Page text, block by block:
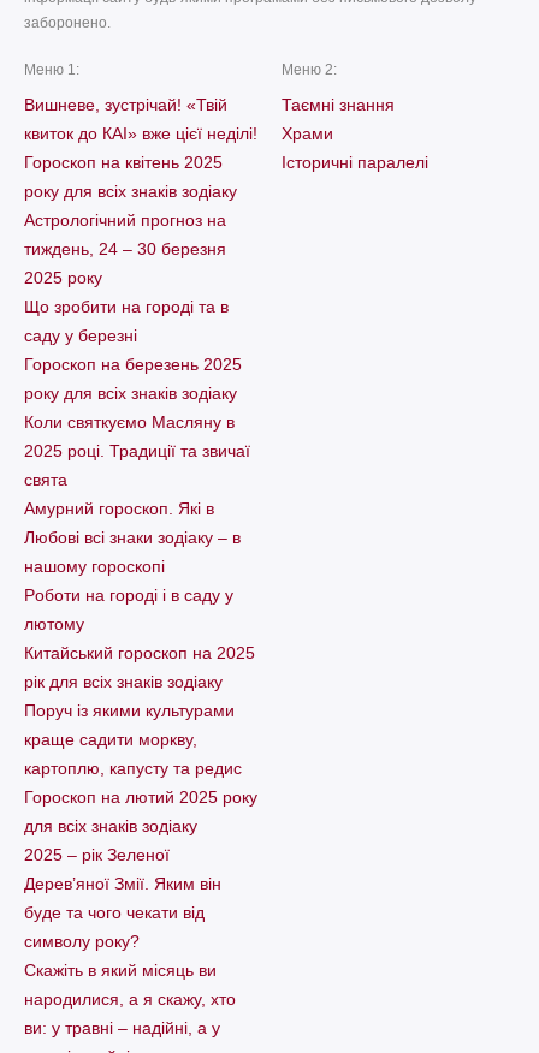
заборонено.
Меню 1:
Вишневе, зустрічай! «Твій
квиток до КАІ» вже цієї неділі!
Гороскоп на квітень 2025
року для всіх знаків зодіаку
Астрологічний прогноз на
тиждень, 24 – 30 березня
2025 року
Що зробити на городі та в
саду у березні
Гороскоп на березень 2025
року для всіх знаків зодіаку
Коли святкуємо Масляну в
2025 році. Традиції та звичаї
свята
Амурний гороскоп. Які в
Любові всі знаки зодіаку – в
нашому гороскопі
Pоботи на городі і в саду у
лютому
Китайський гороскоп на 2025
рік для всіх знаків зодіаку
Поруч із якими культурами
краще садити моркву,
картоплю, капусту та редис
Гороскоп на лютий 2025 року
для всіх знаків зодіаку
2025 – рік Зеленої
Дерев’яної Змії. Яким він
буде та чого чекати від
символу року?
Скажіть в який місяць ви
народилися, а я скажу, хто
ви: у травні – надійні, а у
Меню 2:
Таємні знання
Храми
Історичні паралелі